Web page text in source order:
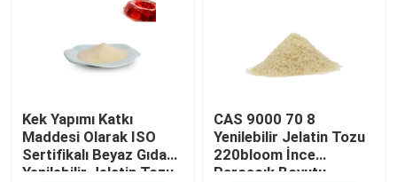
Kek Yapımı Katkı
Maddesi Olarak ISO
Sertifikalı Beyaz Gıda
Yenilebilir Jelatin Tozu
CAS 9000 70 8
Yenilebilir Jelatin Tozu
220bloom İnce
Parçacık Boyutu